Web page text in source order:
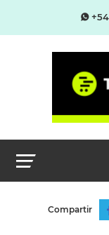
+54
Compartir